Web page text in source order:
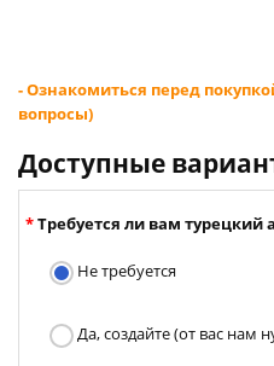
- Ознакомиться перед
вопросы)
Доступные
Требуется ли вам турецкий
Не требуется
Да, создайте (от вас нам